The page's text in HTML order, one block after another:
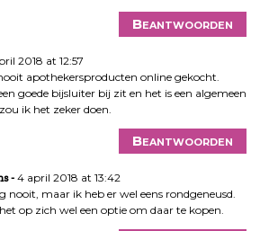
Beantwoorden
2018 at 12:57
apothekersproducten online gekocht.
goede bijsluiter bij zit en het is een algemeen
ik het zeker doen.
Beantwoorden
4 april 2018 at 13:42
nooit, maar ik heb er wel eens rondgeneusd.
op zich wel een optie om daar te kopen.